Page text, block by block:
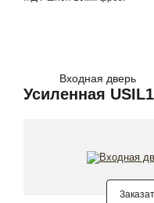
Входная дверь
Усиленная